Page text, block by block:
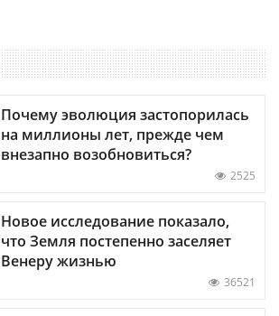
Почему эволюция застопорилась
на миллионы лет, прежде чем
внезапно возобновиться?
2525
Новое исследование показало,
что Земля постепенно заселяет
Венеру жизнью
36521